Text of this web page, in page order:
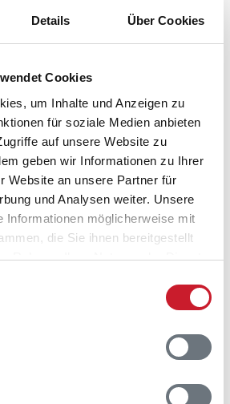
Details Über Cookies
Cookies
um Inhalte und Anzeigen zu
für soziale Medien anbieten
auf unsere Website zu
geben wir Informationen zu Ihrer
Website an unsere Partner für
und Analysen weiter. Unsere
Informationen möglicherweise mit
die Sie ihnen bereitgestellt
Rahmen Ihrer Nutzung der Dienste
Inspiration zu
sie einzigartige und universelle
Design erlebt und die
nicht durch gedankenlose
entsteht. Vielmehr ist es
die das Bestehende aus
Quellen in Frage stellt.
Ditzels 100. Geburtstag im
umfangreichste sein. Sie
und Entwicklung des
mit Inspirationen aus Kunst,